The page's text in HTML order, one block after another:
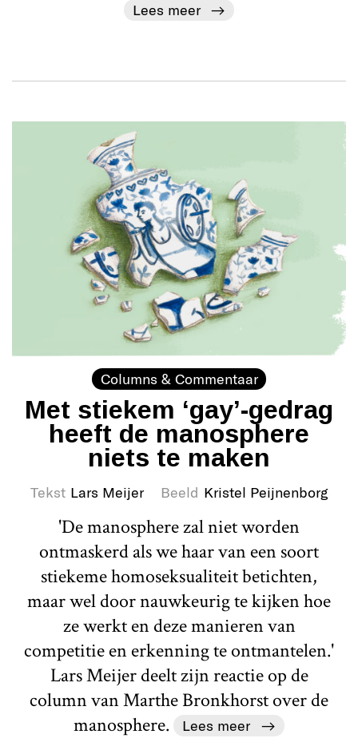
Lees meer
Columns & Commentaar
Met stiekem ‘gay’-gedrag
heeft de manosphere
niets te maken
Tekst Lars Meijer Beeld Kristel Peijnenborg
'De manosphere zal niet worden
ontmaskerd als we haar van een soort
stiekeme homoseksualiteit betichten,
maar wel door nauwkeurig te kijken hoe
ze werkt en deze manieren van
competitie en erkenning te ontmantelen.'
Lars Meijer deelt zijn reactie op de
column van Marthe Bronkhorst over de
manosphere.
Lees meer